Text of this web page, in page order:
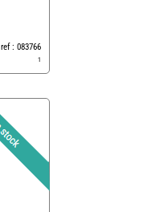
ref : 083766
1